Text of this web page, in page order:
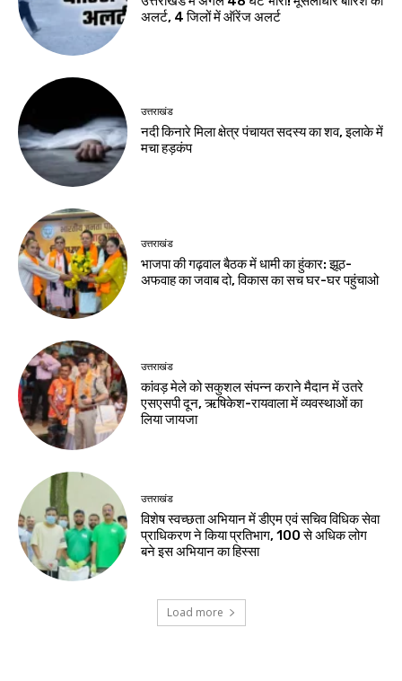
अलर्ट, 4 जिलों में ऑरेंज अलर्ट
उत्तराखंड
नदी किनारे मिला क्षेत्र पंचायत सदस्य का शव, इलाके में
मचा हड़कंप
उत्तराखंड
भाजपा की गढ़वाल बैठक में धामी का हुंकार: झूठ-
अफवाह का जवाब दो, विकास का सच घर-घर पहुंचाओ
उत्तराखंड
कांवड़ मेले को सकुशल संपन्न कराने मैदान में उतरे
एसएसपी दून, ऋषिकेश-रायवाला में व्यवस्थाओं का
लिया जायजा
उत्तराखंड
विशेष स्वच्छता अभियान में डीएम एवं सचिव विधिक सेवा
प्राधिकरण ने किया प्रतिभाग, 100 से अधिक लोग
बने इस अभियान का हिस्सा
Load more